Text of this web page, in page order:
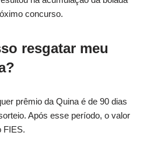
concurso.
resgatar meu
prêmio da Quina é de 90 dias
Após esse período, o valor
FIES.